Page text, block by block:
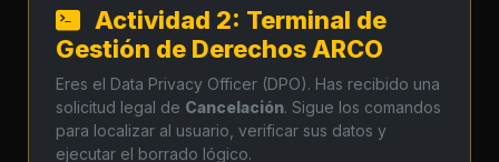
Actividad 2: Terminal de
Gestión de Derechos ARCO
Eres el Data Privacy Officer (DPO). Has recibido una
solicitud legal de Cancelación. Sigue los comandos
para localizar al usuario, verificar sus datos y
ejecutar el borrado lógico.